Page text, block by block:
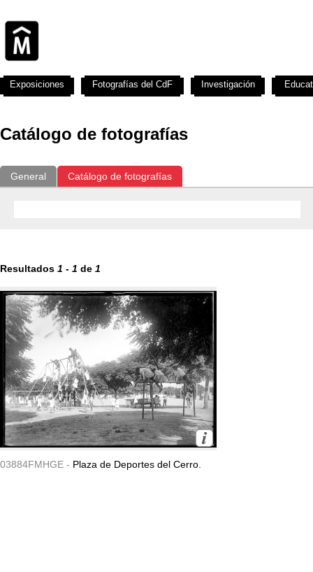
Catálogo de fotografías
General Catálogo de fotografías
Resultados 1 - 1 de 1
03884FMHGE - Plaza de Deportes del Cerro.
Exposiciones Fotografías del CdF Investigación